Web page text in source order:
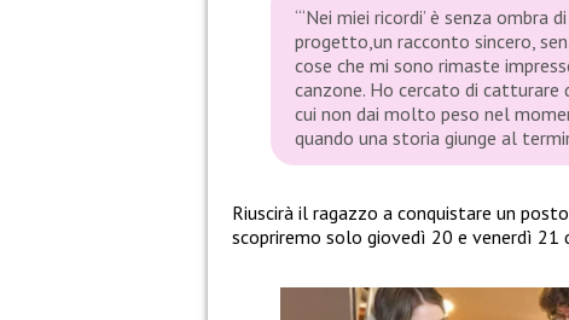
“‘Nei miei ricordi’ è senza ombra
progetto,un racconto sincero,
cose che mi sono rimaste
canzone. Ho cercato di catturare
cui non dai molto peso nel
quando una storia giunge al
Riuscirà il ragazzo a conquistare un
scopriremo solo giovedì 20 e venerdì 21